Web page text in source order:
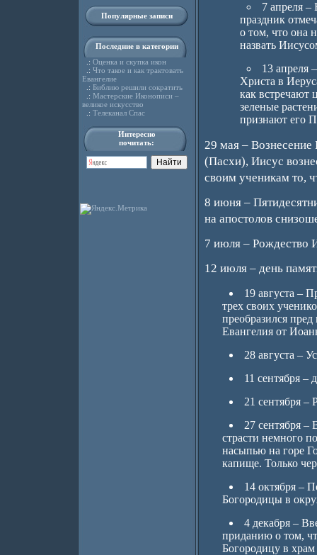
Популярные записи
Последние в категории
.: Оценка и скупка икон
.: Что такое и как трактовать
Евангелие
.: Библию решили сократить
.: Мастерские Иконописи –
великое искусство
.: Телеканал Спас
Интересно
почитать:
7 апреля
праздник
о том, что она
назвать
13 апреля
Христа в
как встречают
зеленые
признают его
29 мая –
(Пасхи), Иисус
своим ученикам то,
8 июня –
на апостолов
7 июля – Рождество
12 июля – день
19 августа –
трех своих
преобразился
Евангелия от
28 августа –
11 сентября –
21 сентября –
27 сентября –
страсти немного
насыпью на горе
капище. Только
14 октября –
Богородицы в
4 декабря –
приданию о том,
Богородицу в